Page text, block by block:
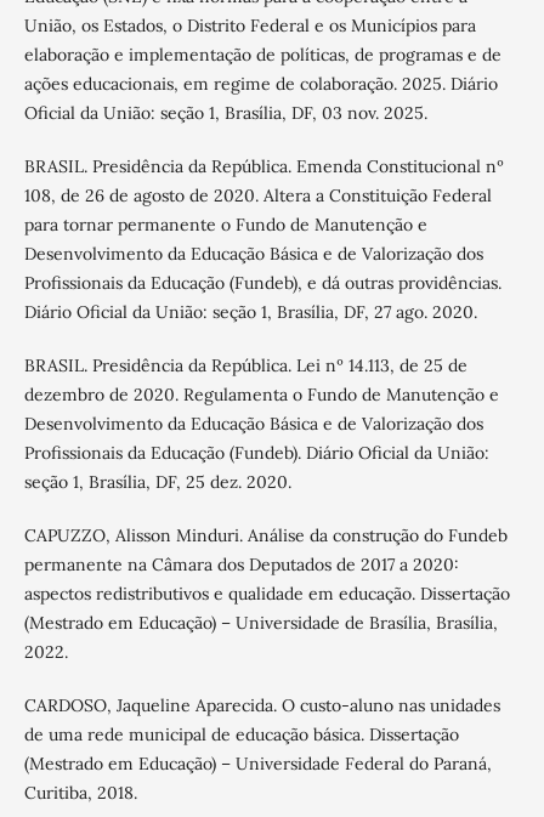
União, os Estados, o Distrito Federal e os Municípios para
elaboração e implementação de políticas, de programas e de
ações educacionais, em regime de colaboração. 2025. Diário
Oficial da União: seção 1, Brasília, DF, 03 nov. 2025.
BRASIL. Presidência da República. Emenda Constitucional nº
108, de 26 de agosto de 2020. Altera a Constituição Federal
para tornar permanente o Fundo de Manutenção e
Desenvolvimento da Educação Básica e de Valorização dos
Profissionais da Educação (Fundeb), e dá outras providências.
Diário Oficial da União: seção 1, Brasília, DF, 27 ago. 2020.
BRASIL. Presidência da República. Lei nº 14.113, de 25 de
dezembro de 2020. Regulamenta o Fundo de Manutenção e
Desenvolvimento da Educação Básica e de Valorização dos
Profissionais da Educação (Fundeb). Diário Oficial da União:
seção 1, Brasília, DF, 25 dez. 2020.
CAPUZZO, Alisson Minduri. Análise da construção do Fundeb
permanente na Câmara dos Deputados de 2017 a 2020:
aspectos redistributivos e qualidade em educação. Dissertação
(Mestrado em Educação) – Universidade de Brasília, Brasília,
2022.
CARDOSO, Jaqueline Aparecida. O custo-aluno nas unidades
de uma rede municipal de educação básica. Dissertação
(Mestrado em Educação) – Universidade Federal do Paraná,
Curitiba, 2018.